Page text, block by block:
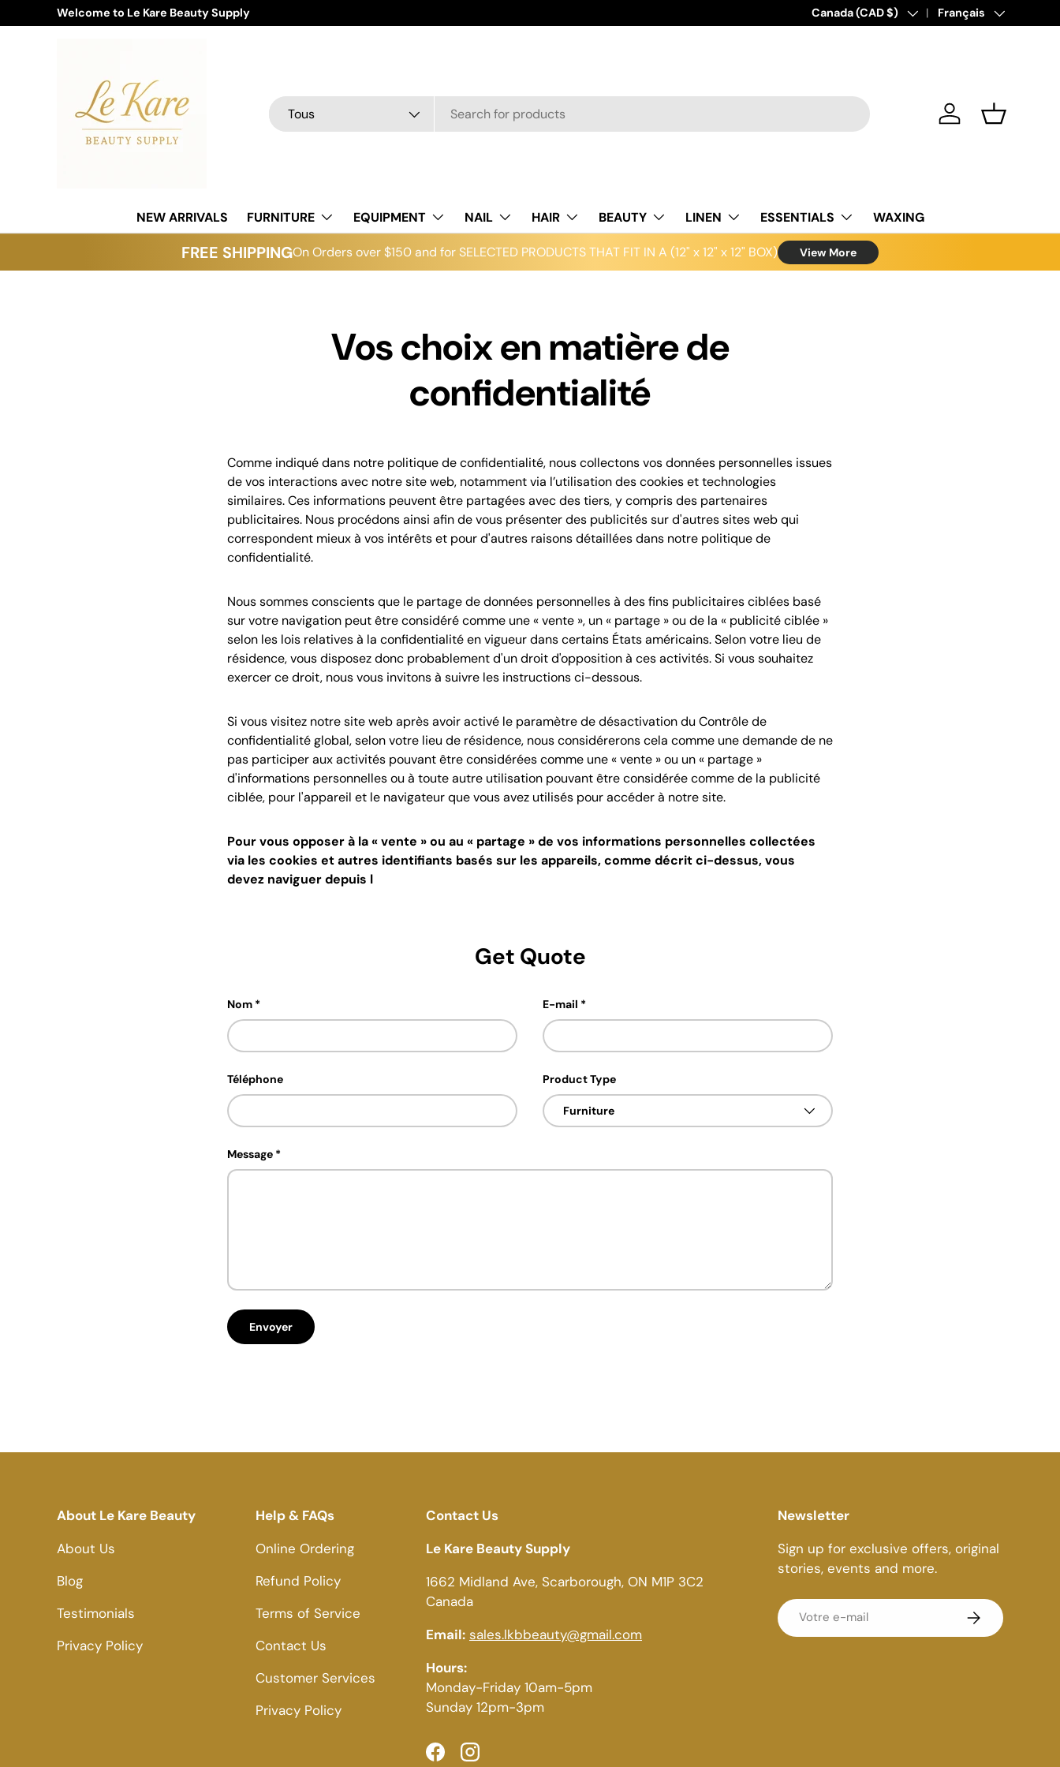
Aller au contenu
Welcome to Le Kare Beauty Supply Pays
Canada (CAD $) LangueFrançais
Recherche
Type de produit
Tous Se connecter
Panier
NEW ARRIVALS FURNITURE EQUIPMENT NAIL HAIR BEAUTY LINEN ESSENTIALS WAXING
FREE SHIPPINGOn Orders over $150 and for SELECTED PRODUCTS THAT FIT IN A (12" x 12" x 12" BOX) View More
Vos choix en matière de
confidentialité
Comme indiqué dans notre politique de confidentialité, nous collectons vos données personnelles issues
de vos interactions avec notre site web, notamment via l’utilisation des cookies et technologies
similaires. Ces informations peuvent être partagées avec des tiers, y compris des partenaires
publicitaires. Nous procédons ainsi afin de vous présenter des publicités sur d'autres sites web qui
correspondent mieux à vos intérêts et pour d'autres raisons détaillées dans notre politique de
confidentialité.
Nous sommes conscients que le partage de données personnelles à des fins publicitaires ciblées basé
sur votre navigation peut être considéré comme une « vente », un « partage » ou de la « publicité ciblée »
selon les lois relatives à la confidentialité en vigueur dans certains États américains. Selon votre lieu de
résidence, vous disposez donc probablement d'un droit d'opposition à ces activités. Si vous souhaitez
exercer ce droit, nous vous invitons à suivre les instructions ci-dessous.
Si vous visitez notre site web après avoir activé le paramètre de désactivation du Contrôle de
confidentialité global, selon votre lieu de résidence, nous considérerons cela comme une demande de ne
pas participer aux activités pouvant être considérées comme une « vente » ou un « partage »
d'informations personnelles ou à toute autre utilisation pouvant être considérée comme de la publicité
ciblée, pour l'appareil et le navigateur que vous avez utilisés pour accéder à notre site.
Pour vous opposer à la « vente » ou au « partage » de vos informations personnelles collectées
via les cookies et autres identifiants basés sur les appareils, comme décrit ci-dessus, vous
devez naviguer depuis l
Get Quote
Nom E-mail
Téléphone Product Type
Message
Envoyer
About Le Kare Beauty
About Us
Blog
Testimonials
Privacy Policy
Help & FAQs
Online Ordering
Refund Policy
Terms of Service
Contact Us
Customer Services
Privacy Policy
Contact Us
Le Kare Beauty Supply
1662 Midland Ave, Scarborough, ON M1P 3C2
Canada
Email: sales.lkbbeauty@gmail.com
Hours:
Monday-Friday 10am-5pm
Sunday 12pm-3pm
FacebookInstagram
Newsletter
Sign up for exclusive offers, original
stories, events and more.
E-mail S’inscrire